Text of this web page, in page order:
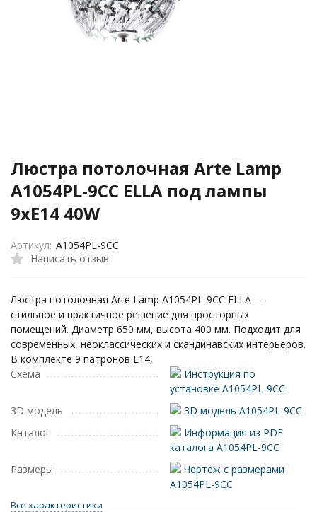
Люстра потолочная Arte Lamp
A1054PL-9CC ELLA под лампы
9xE14 40W
Написать отзыв
Артикул: A1054PL-9CC
Люстра потолочная Arte Lamp A1054PL-9CC ELLA —
стильное и практичное решение для просторных
помещений. Диаметр 650 мм, высота 400 мм. Подходит для
современных, неоклассических и скандинавских интерьеров.
В комплекте 9 патронов E14,
Схема
Инструкция по
установке A1054PL-9CC
3D модель
3D модель A1054PL-9CC
Каталог
Информация из PDF
каталога A1054PL-9CC
Размеры
Чертеж с размерами
A1054PL-9CC
Все характеристики